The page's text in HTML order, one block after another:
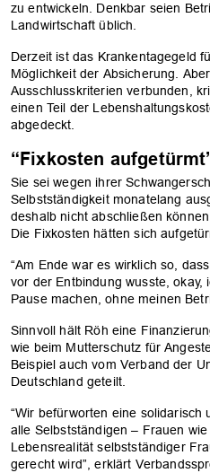
zu entwickeln. Denkbar seien
Landwirtschaft üblich.
Derzeit ist das Krankentagegeld
Möglichkeit der Absicherung.
Ausschlusskriterien verbunden,
einen Teil der
abgedeckt.
“Fixkosten
Sie sei wegen ihrer
Selbstständigkeit monatelang
deshalb nicht abschließen
Die Fixkosten hätten sich
“Am Ende war es wirklich so,
vor der Entbindung wusste, okay,
Pause machen, ohne meinen
Sinnvoll hält Röh eine
wie beim Mutterschutz für
Beispiel auch vom Verband der
Deutschland geteilt.
“Wir befürworten eine
alle Selbstständigen – Frauen
Lebensrealität selbstständiger
gerecht wird”, erklärt